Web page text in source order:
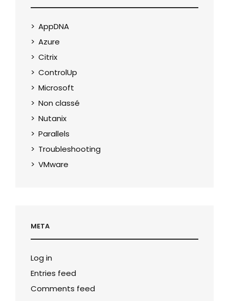
AppDNA
Azure
Citrix
ControlUp
Microsoft
Non classé
Nutanix
Parallels
Troubleshooting
VMware
META
Log in
Entries feed
Comments feed